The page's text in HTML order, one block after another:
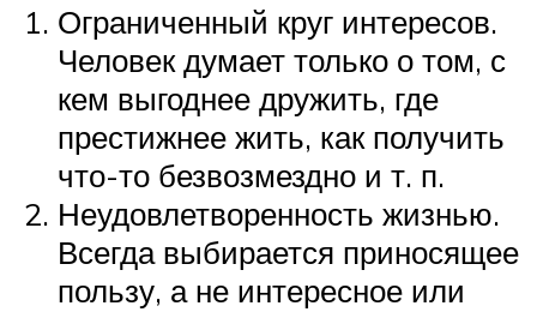
Ограниченный круг интересов.
Человек думает только о том, с
кем выгоднее дружить, где
престижнее жить, как получить
что-то безвозмездно и т. п.
Неудовлетворенность жизнью.
Всегда выбирается приносящее
пользу, а не интересное или